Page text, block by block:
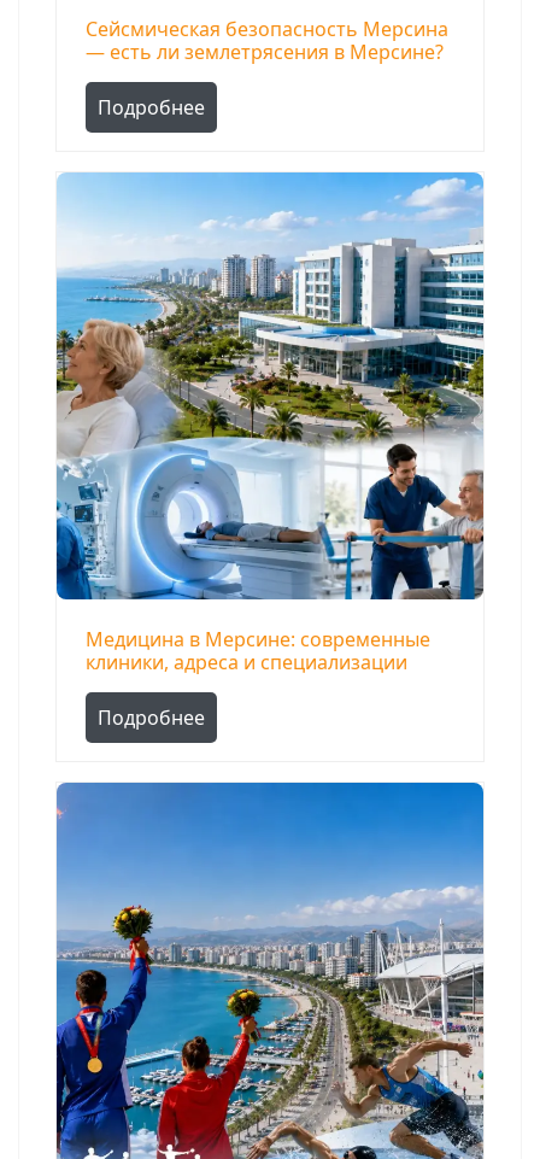
Сейсмическая безопасность Мерсина
— есть ли землетрясения в Мерсине?
Подробнее
Медицина в Мерсине: современные
клиники, адреса и специализации
Подробнее